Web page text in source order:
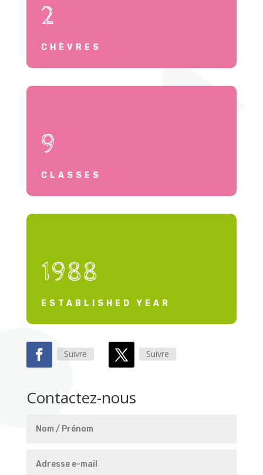
2
CHÈVRES
9
CLASSES
1988
ESTABLISHED YEAR
Suivre Suivre
Contactez-nous